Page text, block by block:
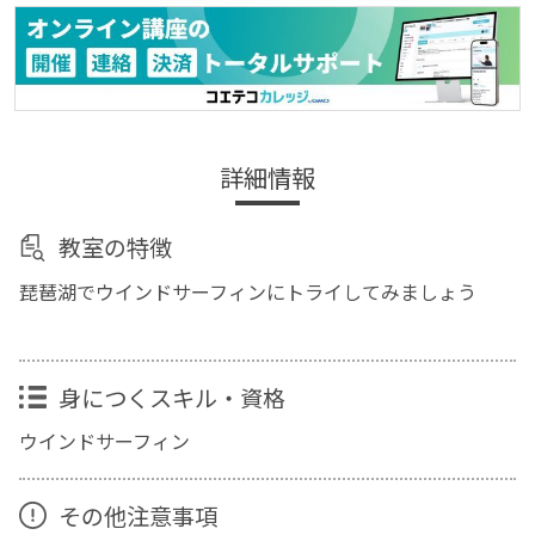
詳細情報
教室の特徴
琵琶湖でウインドサーフィンにトライしてみましょう
身につくスキル・資格
ウインドサーフィン
その他注意事項